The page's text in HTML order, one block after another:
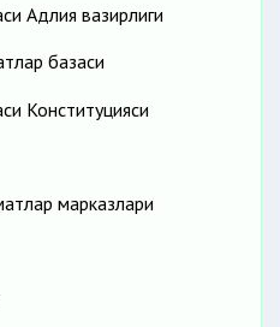
Адлия вазирлиги
базаси
Конституцияси
марказлари